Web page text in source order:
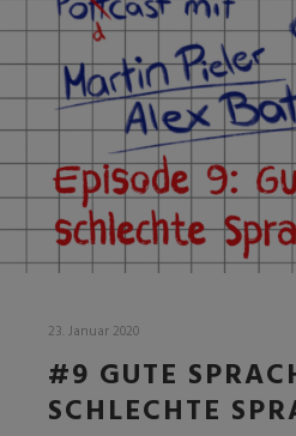
23. Januar 2020
#9 GUTE
SCHLECHTE